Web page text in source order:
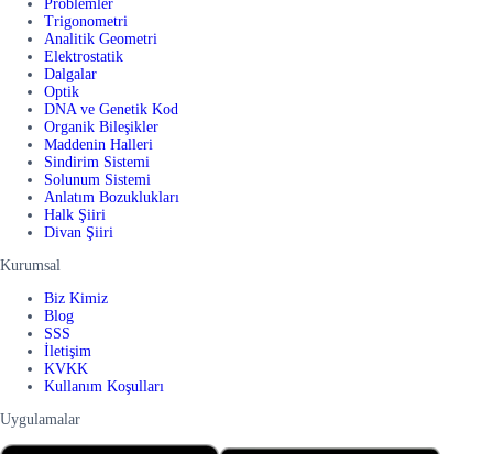
Problemler
Trigonometri
Analitik Geometri
Elektrostatik
Dalgalar
Optik
DNA ve Genetik Kod
Organik Bileşikler
Maddenin Halleri
Sindirim Sistemi
Solunum Sistemi
Anlatım Bozuklukları
Halk Şiiri
Divan Şiiri
Kurumsal
Biz Kimiz
Blog
SSS
İletişim
KVKK
Kullanım Koşulları
Uygulamalar